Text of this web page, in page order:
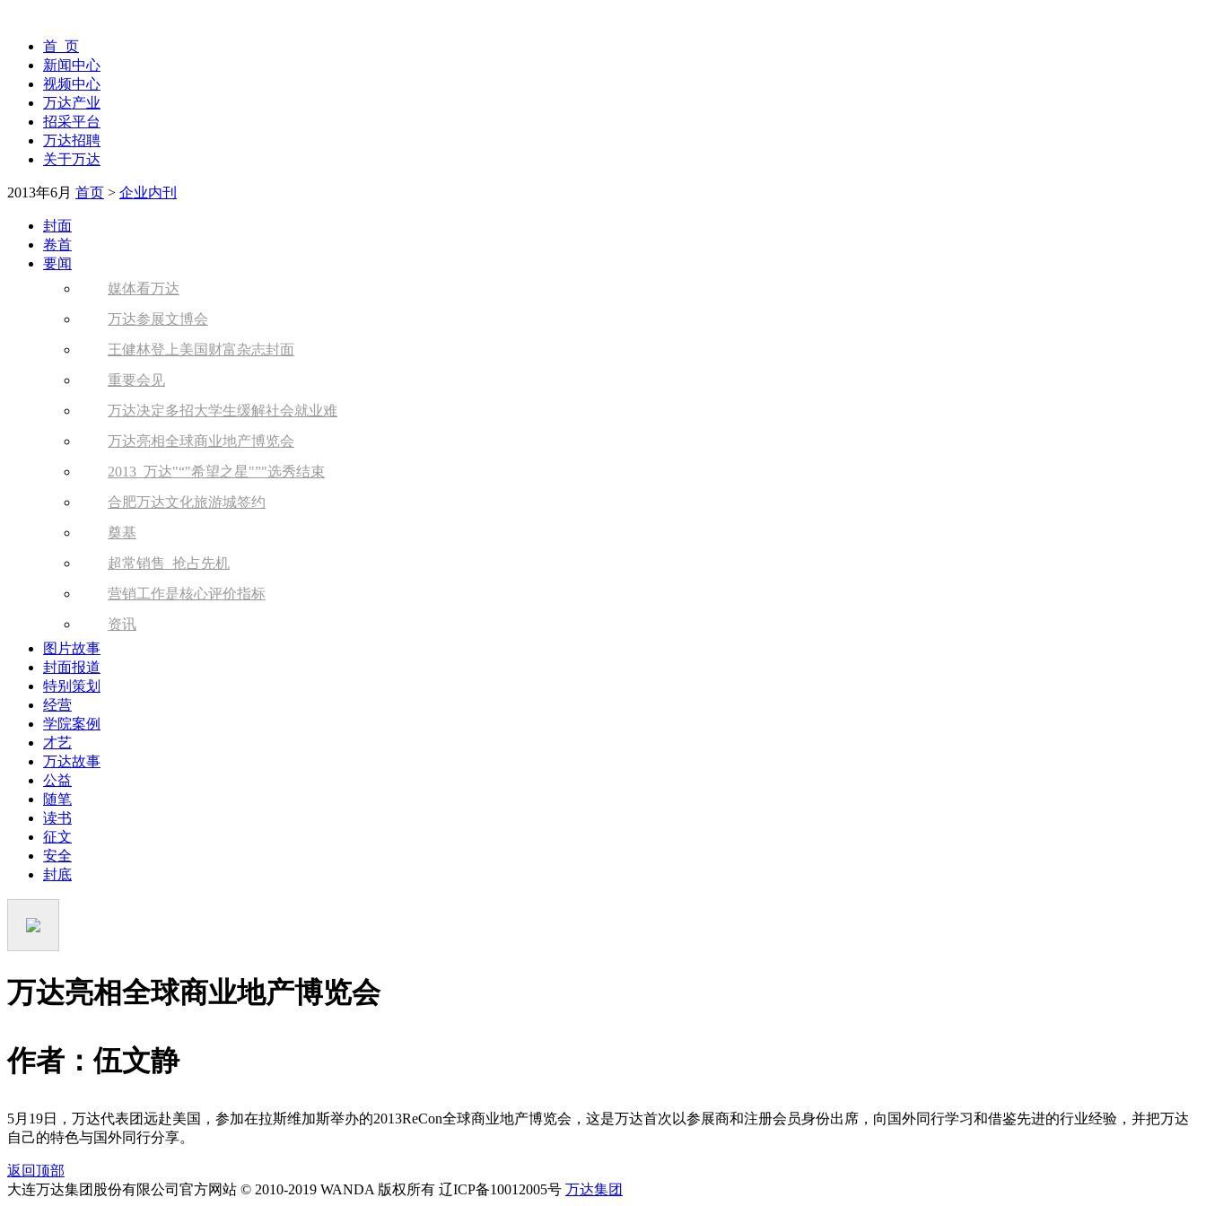
首 页
新闻中心
视频中心
万达产业
招采平台
万达招聘
关于万达
2013年6月 首页 > 企业内刊
封面
卷首
要闻
媒体看万达
万达参展文博会
王健林登上美国财富杂志封面
重要会见
万达决定多招大学生缓解社会就业难
万达亮相全球商业地产博览会
2013 万达 “ 希望之星 ” 选秀结束
合肥万达文化旅游城签约
奠基
超常销售 抢占先机
营销工作是核心评价指标
资讯
图片故事
封面报道
特别策划
经营
学院案例
才艺
万达故事
公益
随笔
读书
征文
安全
封底
万达亮相全球商业地产博览会
作者：伍文静
5月19日，万达代表团远赴美国，参加在拉斯维加斯举办的2013ReCon全球商业地产博览会，这是万达首次以参展商和注册会员身份出席，向国外同行学习和借鉴先进的行业经验，并把万达
自己的特色与国外同行分享。
返回顶部
大连万达集团股份有限公司官方网站 © 2010-2019 WANDA 版权所有 辽ICP备10012005号 万达集团